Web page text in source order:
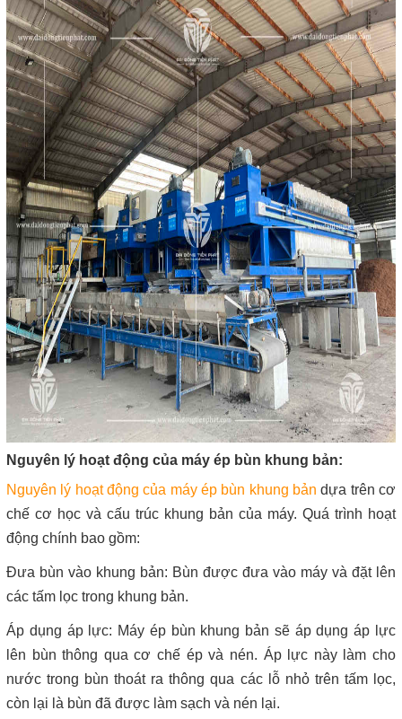
Nguyên lý hoạt động của máy ép bùn khung bản:
Nguyên lý hoạt động của máy ép bùn khung bản dựa trên cơ
chế cơ học và cấu trúc khung bản của máy. Quá trình hoạt
động chính bao gồm:
Đưa bùn vào khung bản: Bùn được đưa vào máy và đặt lên
các tấm lọc trong khung bản.
Áp dụng áp lực: Máy ép bùn khung bản sẽ áp dụng áp lực
lên bùn thông qua cơ chế ép và nén. Áp lực này làm cho
nước trong bùn thoát ra thông qua các lỗ nhỏ trên tấm lọc,
còn lại là bùn đã được làm sạch và nén lại.